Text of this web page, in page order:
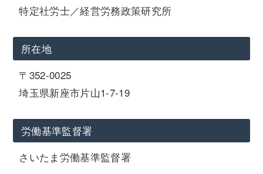
特定社労士／経営労務政策研究所
所在地
〒352-0025
埼玉県新座市片山1-7-19
労働基準監督署
さいたま労働基準監督署